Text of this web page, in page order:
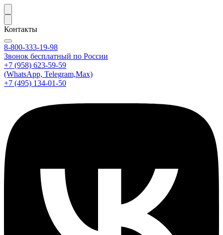
Контакты
8-800-333-19-98
Звонок бесплатный по России
+7 (958) 623-59-59
(WhatsApp, Telegram,Max)
+7 (495) 134-01-50